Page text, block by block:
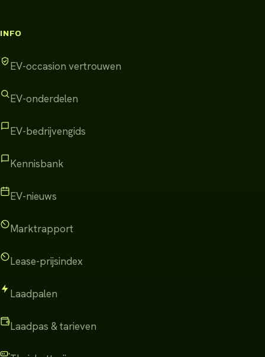
INFO
EV-occasion vertrouwen
EV-onderdelen
EV-bedrijvengids
Kennisbank
EV-nieuws
Marktrapport
Lease-prijsindex
Laadpalen
Laadpas & tarieven